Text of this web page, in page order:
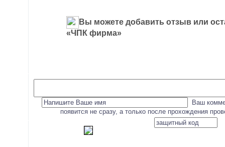
Вы можете добавить отзыв или
«ЧПК фирма»
Ваш
появится не сразу, а только после прохождения